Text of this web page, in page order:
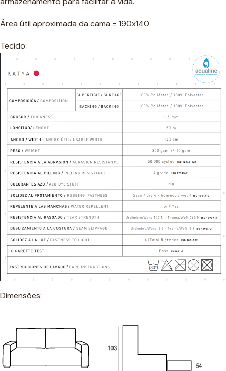
Área útil aproximada da cama = 190x140
Tecido:
Dimensões: